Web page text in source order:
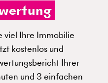
viel Ihre Immobilie
kostenlos und
Ihrer
und 3 einfachen